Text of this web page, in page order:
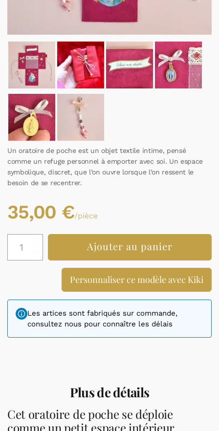
Un oratoire de poche est un objet textile intime, pensé
comme un refuge personnel à emporter avec soi. Un espace
symbolique, discret, que l’on ouvre lorsque l’on ressent le
besoin de se recentrer.
35,00 €/pièce
Oratoire
étoile"
Ajouter au panier
Personnaliser ce modèle avec Kiki
Les artices sont fabriqués sur commande,
consultez nous pour connaître les délais
Plus de détails
Cet oratoire de poche se déploie
comme un petit espace intérieur.